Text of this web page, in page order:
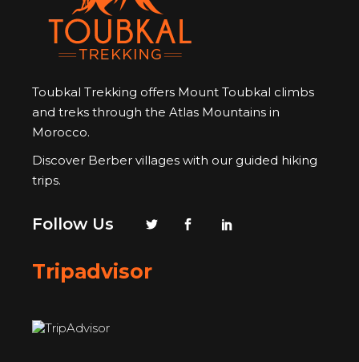
Toubkal Trekking offers Mount Toubkal climbs
and treks through the Atlas Mountains in
Morocco.
Discover Berber villages with our guided hiking
trips.
Follow Us
Tripadvisor